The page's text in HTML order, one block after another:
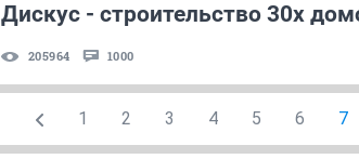
Дискус - строительство 30х
205964 1000
1 2 3 4 5 6 7